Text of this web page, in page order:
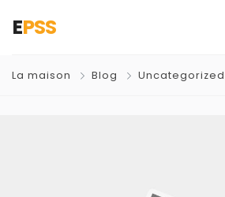
EPSS
La maison Blog Uncategorized